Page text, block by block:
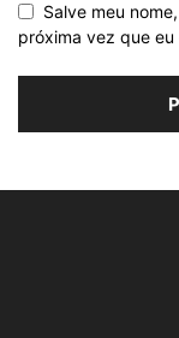
Salve meu
próxima vez que eu